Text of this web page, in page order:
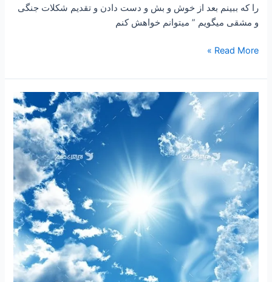
را که ببینم بعد از خوش و بش و دست دادن و تقدیم شکلات جنگی
و مشقی میگویم ” میتوانم خواهش کنم
Read More »
۲۵۰-
ساعتی
تفکر
“شخصیت
سالم”